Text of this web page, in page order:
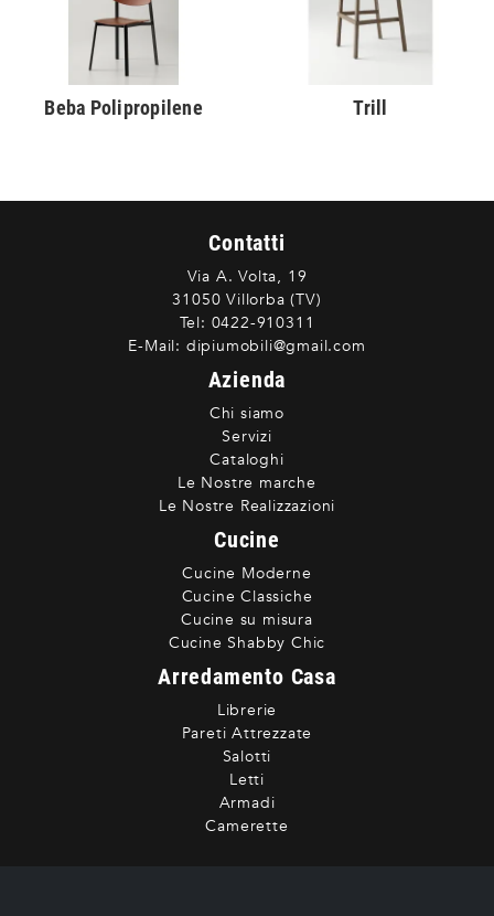
Beba Polipropilene Trill
Contatti
Via A. Volta, 19
31050 Villorba (TV)
Tel: 0422-910311
E-Mail: dipiumobili@gmail.com
Azienda
Chi siamo
Servizi
Cataloghi
Le Nostre marche
Le Nostre Realizzazioni
Cucine
Cucine Moderne
Cucine Classiche
Cucine su misura
Cucine Shabby Chic
Arredamento Casa
Librerie
Pareti Attrezzate
Salotti
Letti
Armadi
Camerette